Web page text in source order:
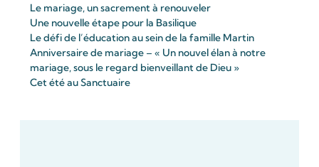
Le mariage, un sacrement à renouveler
Une nouvelle étape pour la Basilique
Le défi de l’éducation au sein de la famille Martin
Anniversaire de mariage – « Un nouvel élan à notre
mariage, sous le regard bienveillant de Dieu »
Cet été au Sanctuaire